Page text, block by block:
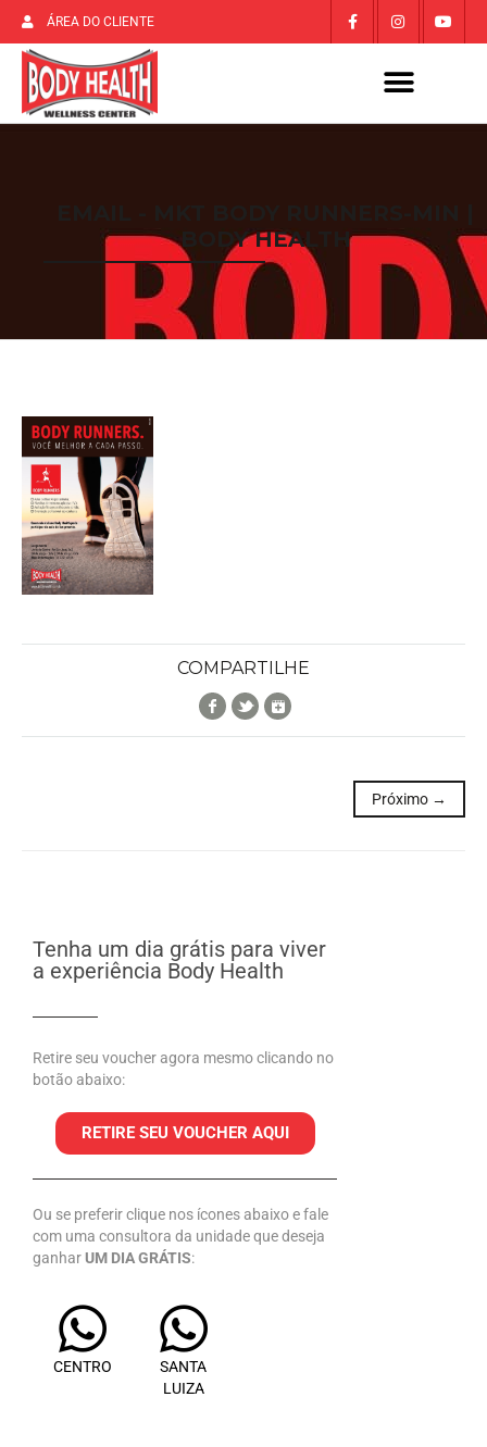
ÁREA DO CLIENTE
BODY HEALTH
COMPARTILHE
Facebook
TwitterGoogle+
Próximo →
Tenha um dia grátis para viver
a experiência Body Health
Retire seu voucher agora mesmo clicando no
botão abaixo:
RETIRE SEU VOUCHER AQUI
Ou se preferir clique nos ícones abaixo e fale
com uma consultora da unidade que deseja
ganharUM DIA GRÁTIS:
CENTRO
SANTA
LUIZA